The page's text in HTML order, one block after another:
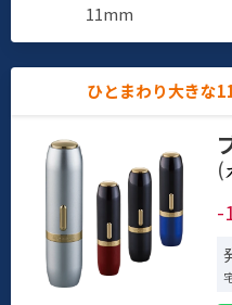
11mm
ひとまわり大きな
(
-